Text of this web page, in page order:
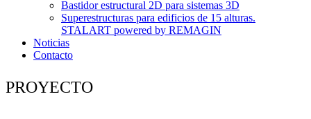
Bastidor estructural 2D para sistemas 3D
Superestructuras para edificios de 15 alturas.
STALART powered by REMAGIN
Noticias
Contacto
PROYECTO